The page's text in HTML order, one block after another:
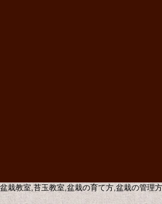
教室,苔玉教室,盆栽の育て方,盆栽の管